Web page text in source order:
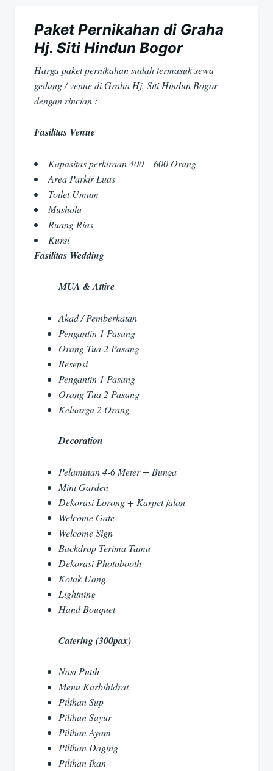
Paket Pernikahan di Graha
Hj. Siti Hindun Bogor
Harga paket pernikahan sudah termasuk sewa
gedung / venue di Graha Hj. Siti Hindun Bogor
dengan rincian :
Fasilitas Venue
Kapasitas perkiraan 400 – 600 Orang
Area Parkir Luas
Toilet Umum
Mushola
Ruang Rias
Kursi
Fasilitas Wedding
MUA & Attire
Akad / Pemberkatan
Pengantin 1 Pasang
Orang Tua 2 Pasang
Resepsi
Pengantin 1 Pasang
Orang Tua 2 Pasang
Keluarga 2 Orang
Decoration
Pelaminan 4-6 Meter + Bunga
Mini Garden
Dekorasi Lorong + Karpet jalan
Welcome Gate
Welcome Sign
Backdrop Terima Tamu
Dekorasi Photobooth
Kotak Uang
Lightning
Hand Bouquet
Catering (300pax)
Nasi Putih
Menu Karbihidrat
Pilihan Sup
Pilihan Sayur
Pilihan Ayam
Pilihan Daging
Pilihan Ikan